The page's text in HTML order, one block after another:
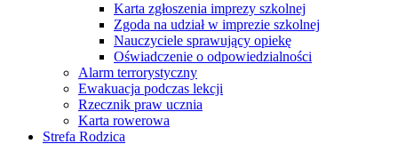
Karta zgłoszenia imprezy szkolnej
Zgoda na udział w imprezie szkolnej
Nauczyciele sprawujący opiekę
Oświadczenie o odpowiedzialności
Alarm terrorystyczny
Ewakuacja podczas lekcji
Rzecznik praw ucznia
Karta rowerowa
Strefa Rodzica